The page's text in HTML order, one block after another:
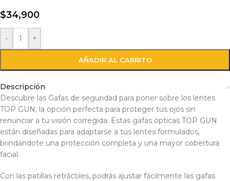
$34,900
- +
AÑADIR AL CARRITO
Descripción
Descubre las Gafas de seguridad para poner sobre los lentes
TOP GUN, la opción perfecta para proteger tus ojos sin
renunciar a tu visión corregida. Estas gafas ópticas TOP GUN
están diseñadas para adaptarse a tus lentes formulados,
brindándote una protección completa y una mayor cobertura
facial.
Con las patillas retráctiles, podrás ajustar fácilmente las gafas